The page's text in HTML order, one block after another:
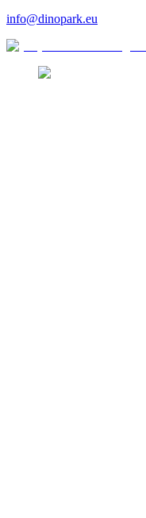
info@dinopark.eu